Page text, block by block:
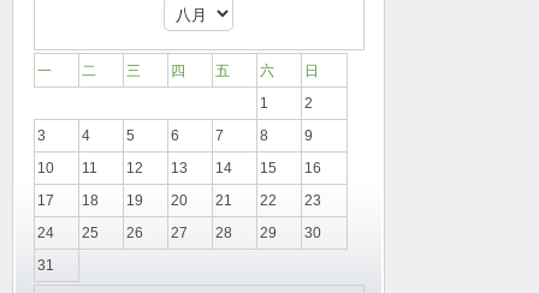
一 二 三 四 五 六
日
1
2
3
4 5 6 7 8
9
10
11 12 13 14 15
16
17
18 19 20 21 22
23
24
25 26 27 28 29
30
31